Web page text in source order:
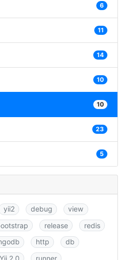
6
11
14
10
10
23
5
yii2 debug
view
release
redis
http
db
Yii 2.0 runner